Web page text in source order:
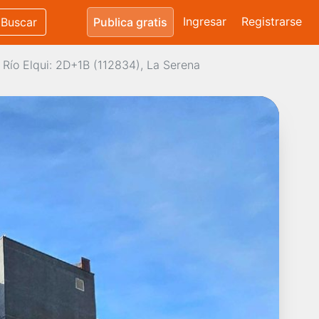
Buscar Publica gratis Ingresar Registrarse
Elqui: 2D+1B (112834), La Serena